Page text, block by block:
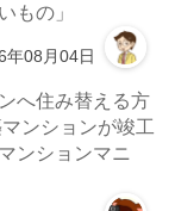
もの」
年08月04日
へ住み替える方
ンションが竣工
ンションマニ